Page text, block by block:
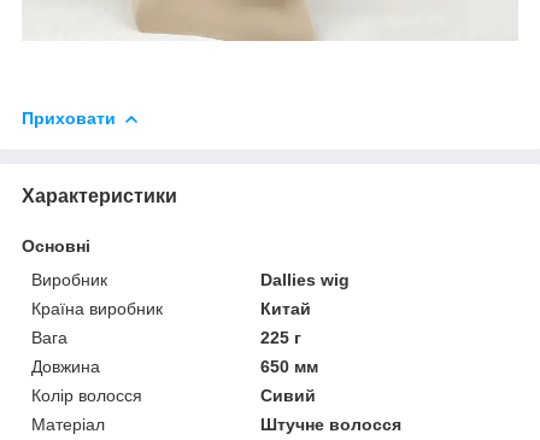
Приховати
Характеристики
Основні
Виробник
Dallies wig
Країна виробник
Китай
Вага
225 г
Довжина
650 мм
Колір волосся
Сивий
Матеріал
Штучне волосся